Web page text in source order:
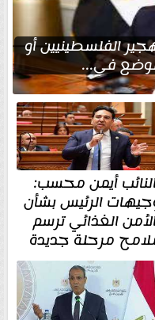
الفلسطينيين أو
في...
أيمن محسب:
الرئيس بشأن
الغذائي ترسم
مرحلة جديدة